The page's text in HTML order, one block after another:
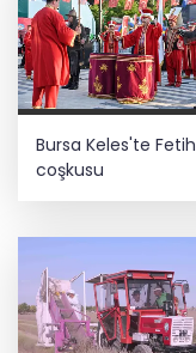
Bursa Keles'te Fetih
coşkusu